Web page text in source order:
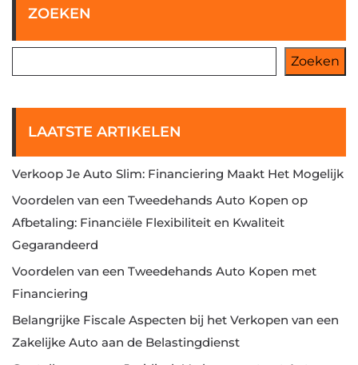
ZOEKEN
Zoeken
LAATSTE ARTIKELEN
Verkoop Je Auto Slim: Financiering Maakt Het Mogelijk
Voordelen van een Tweedehands Auto Kopen op
Afbetaling: Financiële Flexibiliteit en Kwaliteit
Gegarandeerd
Voordelen van een Tweedehands Auto Kopen met
Financiering
Belangrijke Fiscale Aspecten bij het Verkopen van een
Zakelijke Auto aan de Belastingdienst